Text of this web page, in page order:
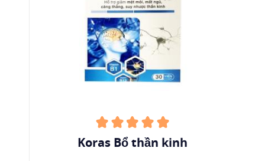
liều kế tiếp vào thời điểm như kế hoạch, không
uống gấp đôi liều Fursultiamine theo hướng
6.2 Cách bảo quản Fursultiamine
Các chế phẩm của Fursultiamine bảo quản ở
6.3 Quên liều và xử trí
Nếu quên dùng một liều thuốc, hãy uống càng
Koras Bổ thần kinh